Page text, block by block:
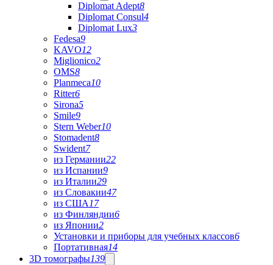
Diplomat Adept8
Diplomat Consul4
Diplomat Lux3
Fedesa9
KAVO12
Miglionico2
OMS8
Planmeca10
Ritter6
Sirona5
Smile9
Stern Weber10
Stomadent8
Swident7
из Германии22
из Испании9
из Италии29
из Словакии47
из США 17
из Финляндии6
из Японии2
Установки и приборы для учебных классов6
Портативная14
3D томографы139